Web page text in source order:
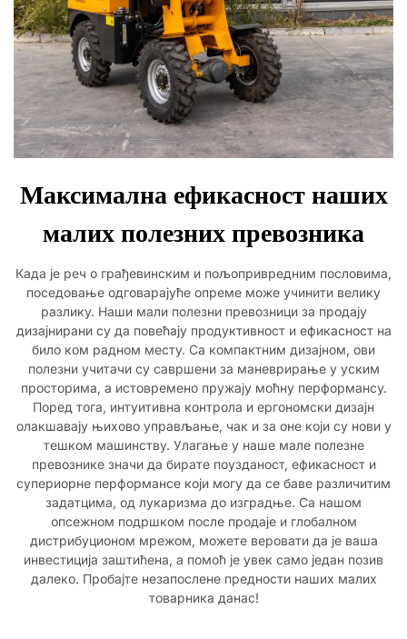
Максимална ефикасност наших
малих полезних превозника
Када је реч о грађевинским и пољопривредним пословима,
поседовање одговарајуће опреме може учинити велику
разлику. Наши мали полезни превозници за продају
дизајнирани су да повећају продуктивност и ефикасност на
било ком радном месту. Са компактним дизајном, ови
полезни учитачи су савршени за маневрирање у уским
просторима, а истовремено пружају моћну перформансу.
Поред тога, интуитивна контрола и ергономски дизајн
олакшавају њихово управљање, чак и за оне који су нови у
тешком машинству. Улагање у наше мале полезне
превознике значи да бирате поузданост, ефикасност и
супериорне перформансе који могу да се баве различитим
задатцима, од лукаризма до изградње. Са нашом
опсежном подршком после продаје и глобалном
дистрибуционом мрежом, можете веровати да је ваша
инвестиција заштићена, а помоћ је увек само један позив
далеко. Пробајте незапослене предности наших малих
товарника данас!